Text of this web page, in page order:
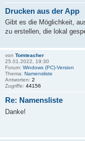
Drucken aus der App
Gibt es die Möglichkeit,
zu erstellen, die lokal
von Tomteacher
25.01.2022, 19:30
Forum: Windows (PC)-Version
Thema: Namensliste
Antworten: 2
Zugriffe: 44156
Re: Namensliste
Danke!